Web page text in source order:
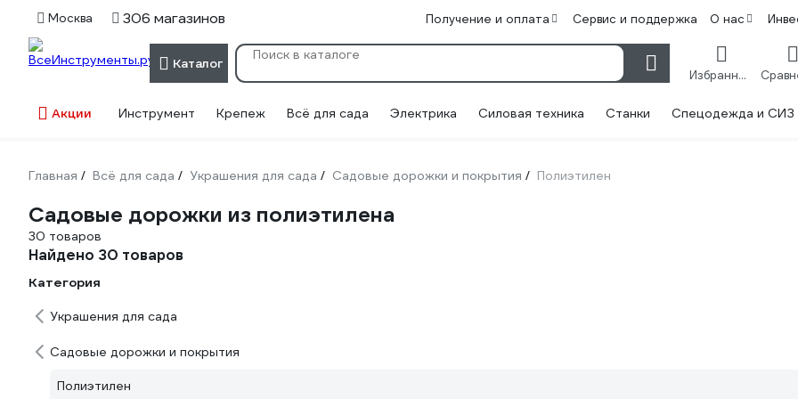
Москва 306 магазинов Получение и оплата Сервис и поддержка О нас
Каталог
Избранное
Акции Инструмент Крепеж Всё для сада Электрика Силовая техника Станки Спецодежда и СИЗ
Главная / Всё для сада / Украшения для сада / Садовые дорожки и покрытия / Полиэтилен
Садовые дорожки из полиэтилена
30 товаров
Найдено 30 товаров
Категория
Украшения для сада
Садовые дорожки и покрытия
Полиэтилен